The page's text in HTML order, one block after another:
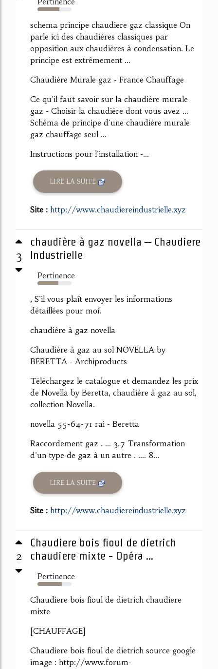
64%
schema principe chaudiere gaz classique On
parle ici des chaudières classiques par
opposition aux chaudières à condensation. Le
principe est extrêmement ...
Chaudière Murale gaz - France Chauffage
Ce qu'il faut savoir sur la chaudière murale
gaz - Choisir la chaudière dont vous avez ...
Schéma de principe d'une chaudière murale
gaz chauffage seul ...
Instructions pour l'installation -...
LIRE LA SUITE
Site : http://www.chaudiereindustrielle.xyz
3
chaudière à gaz novella – Chaudiere
Industrielle
Pertinence
62%
, S'il vous plaît envoyer les informations
détaillées pour moi!
chaudière à gaz novella
Chaudière à gaz au sol NOVELLA by
BERETTA - Archiproducts
Téléchargez le catalogue et demandez les prix
de Novella by Beretta, chaudière à gaz au sol,
collection Novella.
novella 55-64-71 rai - Beretta
Raccordement gaz . ... 3.7 Transformation
d'un type de gaz à un autre . .... 8...
LIRE LA SUITE
Site : http://www.chaudiereindustrielle.xyz
2
Chaudiere bois fioul de dietrich
chaudiere mixte - Opéra ...
Pertinence
72%
Chaudiere bois fioul de dietrich chaudiere
mixte
[CHAUFFAGE]
Chaudiere bois fioul de dietrich source google
image : http://www.forum-